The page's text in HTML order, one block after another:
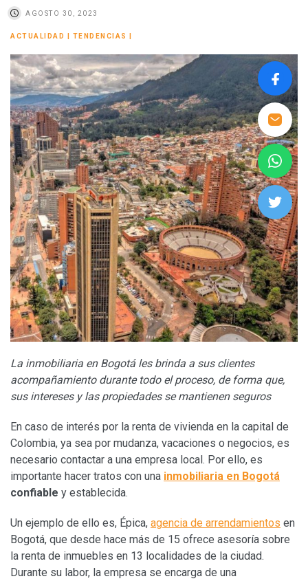
AGOSTO 30, 2023
ACTUALIDAD TENDENCIAS
La inmobiliaria en Bogotá les brinda a sus clientes
acompañamiento durante todo el proceso, de forma que,
sus intereses y las propiedades se mantienen seguros
En caso de interés por la renta de vivienda en la capital de
Colombia, ya sea por mudanza, vacaciones o negocios, es
necesario contactar a una empresa local. Por ello, es
importante hacer tratos con una inmobiliaria en Bogotá
confiable y establecida.
Un ejemplo de ello es, Épica, agencia de arrendamientos en
Bogotá, que desde hace más de 15 ofrece asesoría sobre
la renta de inmuebles en 13 localidades de la ciudad.
Durante su labor, la empresa se encarga de una